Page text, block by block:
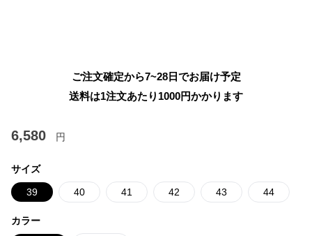
ご注文確定から7~28日でお届け予定
送料は1注文あたり 1000円かかります
6,580 円
サイズ
39 40 41 42 43 44
カラー